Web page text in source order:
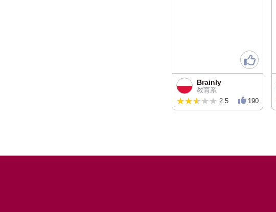
Brainly
教育系
★★★★★
★★★★★ 2.5 190